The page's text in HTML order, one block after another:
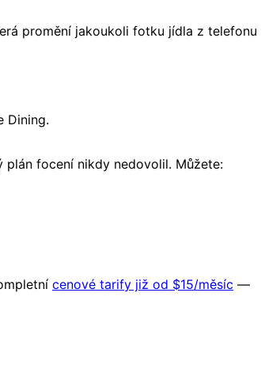
promění jakoukoli fotku jídla z telefonu
Dining.
focení nikdy nedovolil. Můžete:
cenové tarify již od $15/měsíc —